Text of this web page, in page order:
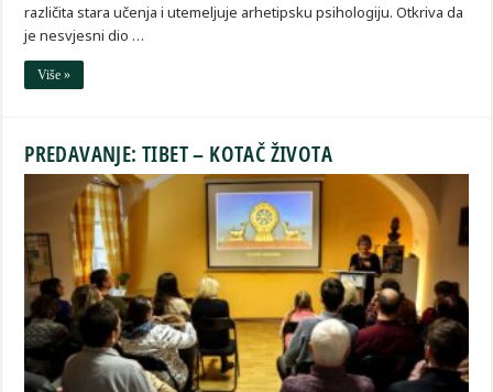
različita stara učenja i utemeljuje arhetipsku psihologiju. Otkriva da
je nesvjesni dio …
Više »
PREDAVANJE: TIBET – KOTAČ ŽIVOTA